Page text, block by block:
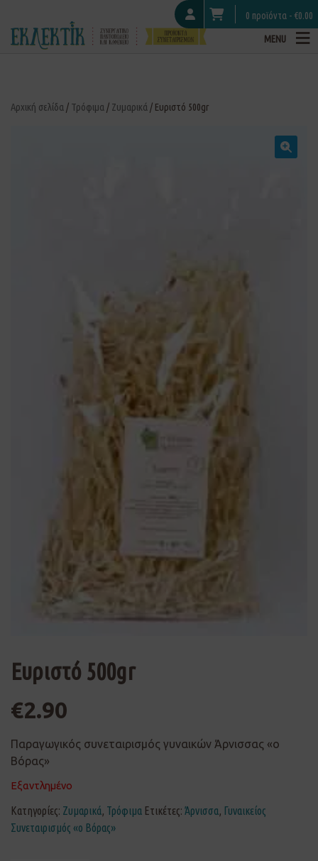
0 προϊόντα - €0.00
MENU
Αρχική σελίδα / Τρόφιμα / Ζυμαρικά / Ευριστό 500gr
Ευριστό 500gr
€2.90
Παραγωγικός συνεταιρισμός γυναικών Άρνισσας «ο
Βόρας»
Εξαντλημένο
Κατηγορίες: Ζυμαρικά, Τρόφιμα Ετικέτες: Άρνισσα, Γυναικείος
Συνεταιρισμός «ο Βόρας»